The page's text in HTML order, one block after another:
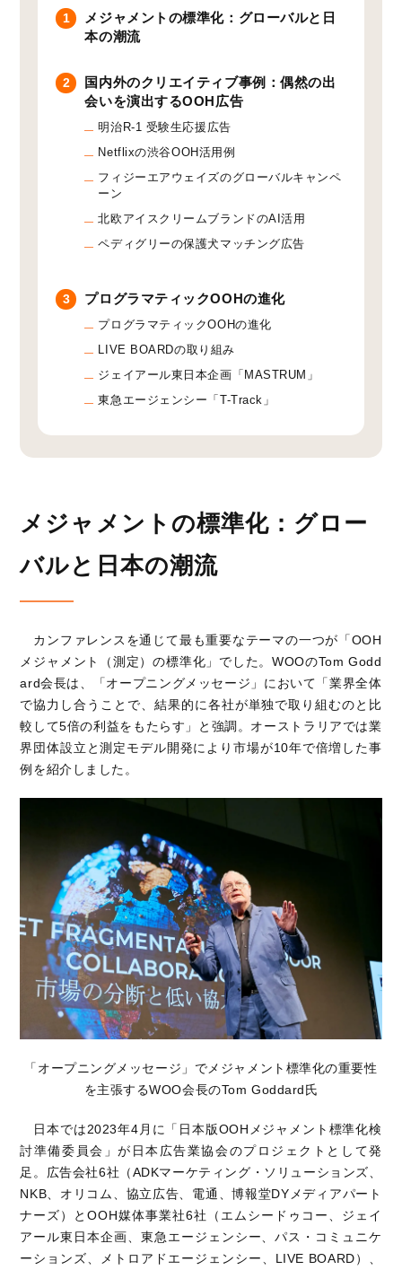
1
メジャメントの標準化：グローバルと日
本の潮流
2
国内外のクリエイティブ事例：偶然の出
会いを演出するOOH広告
明治R-1 受験生応援広告
Netflixの渋谷OOH活用例
フィジーエアウェイズのグローバルキャンペ
ーン
北欧アイスクリームブランドのAI活用
ペディグリーの保護犬マッチング広告
3 プログラマティックOOHの進化
プログラマティックOOHの進化
LIVE BOARDの取り組み
ジェイアール東日本企画「MASTRUM」
東急エージェンシー「T-Track」
メジャメントの標準化：グロー
バルと日本の潮流
カンファレンスを通じて最も重要なテーマの一つが「OOH
メジャメント（測定）の標準化」でした。WOOのTom Godd
ard会長は、「オープニングメッセージ」において「業界全体
で協力し合うことで、結果的に各社が単独で取り組むのと比
較して5倍の利益をもたらす」と強調。オーストラリアでは業
界団体設立と測定モデル開発により市場が10年で倍増した事
例を紹介しました。
「オープニングメッセージ」でメジャメント標準化の重要性
を主張するWOO会長のTom Goddard氏
日本では2023年4月に「日本版OOHメジャメント標準化検
討準備委員会」が日本広告業協会のプロジェクトとして発
足。広告会社6社（ADKマーケティング・ソリューションズ、
NKB、オリコム、協立広告、電通、博報堂DYメディアパート
ナーズ）とOOH媒体事業社6社（エムシードゥコー、ジェイ
アール東日本企画、東急エージェンシー、パス・コミュニケ
ーションズ、メトロアドエージェンシー、LIVE BOARD）、